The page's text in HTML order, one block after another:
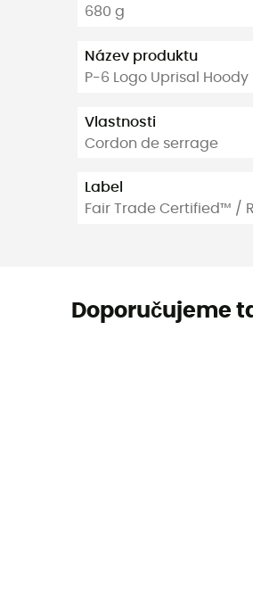
680 g
Název produktu
P-6 Logo Uprisal Hoody
Vlastnosti
Cordon de serrage
Label
Fair Trade Certified™ /
Doporučujeme